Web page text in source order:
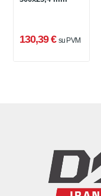
130,39 € su PVM